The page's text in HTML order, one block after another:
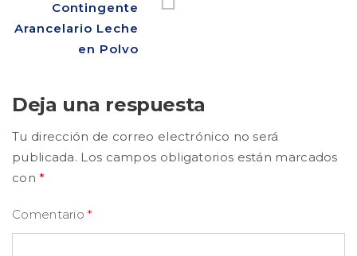
Contingente
Arancelario Leche
en Polvo
Deja una respuesta
Tu dirección de correo electrónico no será
publicada. Los campos obligatorios están marcados
con*
Comentario*